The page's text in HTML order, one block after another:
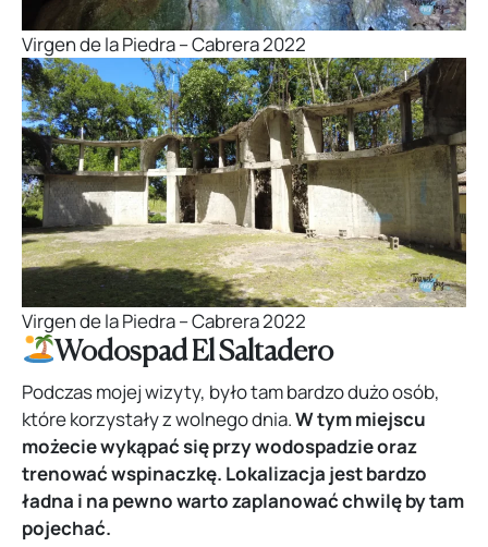
Virgen de la Piedra – Cabrera 2022
Virgen de la Piedra – Cabrera 2022
Wodospad El Saltadero
Podczas mojej wizyty, było tam bardzo dużo osób,
które korzystały z wolnego dnia.W tym miejscu
możecie wykąpać się przy wodospadzie oraz
trenować wspinaczkę. Lokalizacja jest bardzo
ładna i na pewno warto zaplanować chwilę by tam
pojechać.